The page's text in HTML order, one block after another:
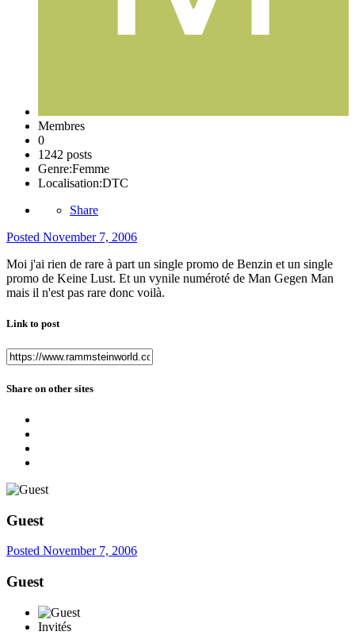
Membres
0
1242 posts
Genre:Femme
Localisation:DTC
Share
Posted November 7, 2006
Moi j'ai rien de rare à part un single promo de Benzin et un single
promo de Keine Lust. Et un vynile numéroté de Man Gegen Man
mais il n'est pas rare donc voilà.
Link to post
Share on other sites
Guest
Posted November 7, 2006
Guest
Invités